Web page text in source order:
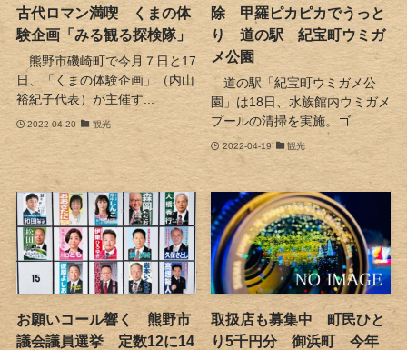
古代ロマン満喫 くまの体
験企画「みる観る探検隊」
熊野市磯崎町で今月７日と17
日、「くまの体験企画」（内山
裕紀子代表）が主催す...
2022-04-20 観光
除 甲羅ピカピカでうっと
り 道の駅 紀宝町ウミガ
メ公園
道の駅「紀宝町ウミガメ公
園」は18日、水族館内ウミガメ
プールの清掃を実施。ゴ...
2022-04-19 観光
お願いコール響く 熊野市
議会議員選挙 定数12に14
取扱店も募集中 町民ひと
り5千円分 御浜町 今年